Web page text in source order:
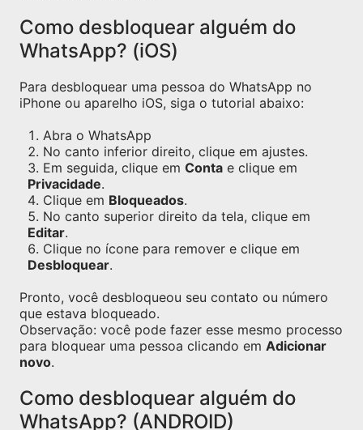
Como desbloquear alguém do
WhatsApp? (iOS)
Para desbloquear uma pessoa do WhatsApp no
iPhone ou aparelho iOS, siga o tutorial abaixo:
Abra o WhatsApp
No canto inferior direito, clique em ajustes.
Em seguida, clique em Conta e clique em
Privacidade.
Clique em Bloqueados.
No canto superior direito da tela, clique em
Editar.
Clique no ícone para remover e clique em
Desbloquear.
Pronto, você desbloqueou seu contato ou número
que estava bloqueado.
Observação: você pode fazer esse mesmo processo
para bloquear uma pessoa clicando em Adicionar
novo.
Como desbloquear alguém do
WhatsApp? (ANDROID)